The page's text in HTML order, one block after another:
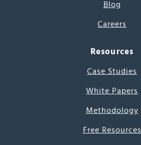
Blog
Careers
Resources
Case Studies
White Papers
Methodology
Free Resources